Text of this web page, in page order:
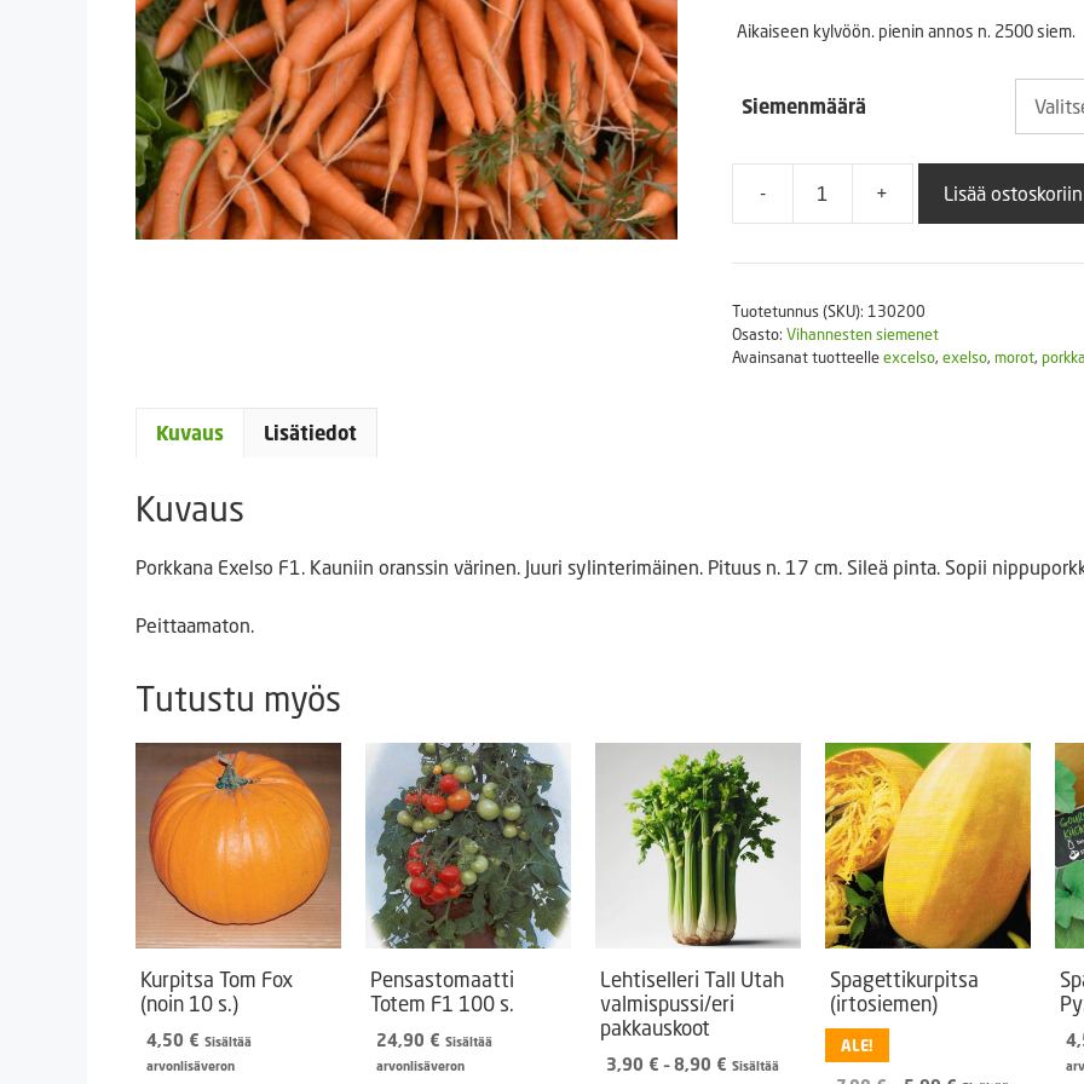
Askartelutarvikkeet
-
Aikaiseen kylvöön. pienin annos n. 2500 siem.
Siemenmäärä
-
F1
+ Lisää ostoskoriin
Tuotetunnus (SKU): 130200
Osasto: Vihannesten siemenet
Avainsanat tuotteelleexcelso, exelso, morot,
Kuvaus Lisätiedot
Kuvaus
Porkkana Exelso F1. Kauniin oranssin värinen. Juuri sylinterimäinen. Pituus n. 17 cm. Sileä pinta. Sopii
Peittaamaton.
Tutustu myös
Kurpitsa Tom Fox
(noin 10 s.)
4,50 € Sisältää
arvonlisäveron
Pensastomaatti
Totem F1 100 s.
24,90 € Sisältää
arvonlisäveron
Lehtiselleri Tall Utah
valmispussi/eri
pakkauskoot
3,90 € – 8,90 € Hintaluokka:
Sisältää
Spagettikurpitsa
(irtosiemen)
ALE!